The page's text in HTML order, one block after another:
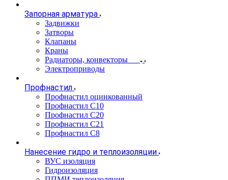
Запорная арматура
Задвижки
Затворы
Клапаны
Краны
Радиаторы, конвекторы
Электроприводы
Профнастил
Профнастил оцинкованный
Профнастил С10
Профнастил С20
Профнастил С21
Профнастил С8
Нанесение гидро и теплоизоляции
ВУС изоляция
Гидроизоляция